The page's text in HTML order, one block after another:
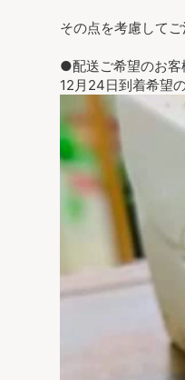
その点を考慮してご
●配送ご希望のお客
12月24日到着希望